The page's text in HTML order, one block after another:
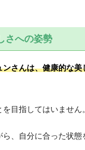
さへの姿勢
ンさんは、健康的な美
目指してはいません
、自分に合った状態